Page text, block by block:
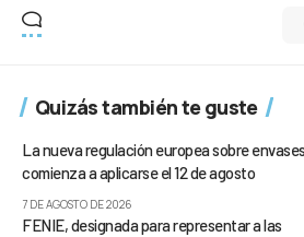
Quizás también te guste
La nueva regulación europea sobre envases
comienza a aplicarse el 12 de agosto
7 DE AGOSTO DE 2026
FENIE, designada para representar a las